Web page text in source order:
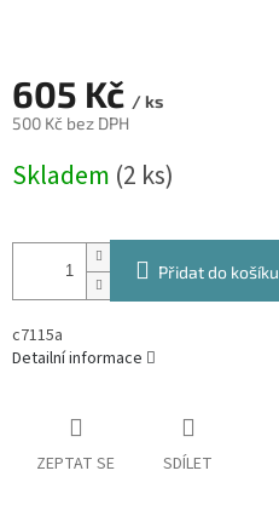
605 Kč / ks
500 Kč bez DPH
cena:
Skladem (2 ks)
Přidat do košíku
c7115a
Detailní informace
ZEPTAT SE SDÍLET